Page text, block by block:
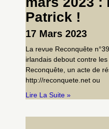
Patrick !
17 Mars 2023
La revue Reconquête
irlandais debout contre
Reconquête, un acte de
http://reconquete.net ou
Lire La Suite »